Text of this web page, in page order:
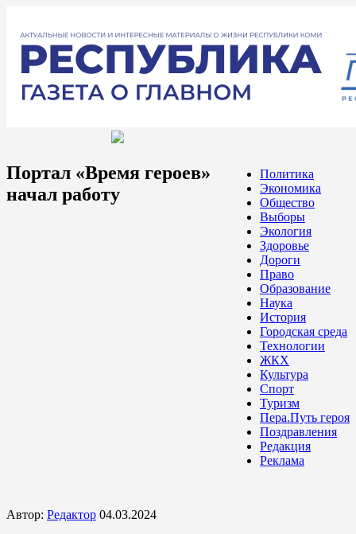
Политика
Экономика
Общество
Выборы
Экология
Здоровье
Дороги
Право
Образование
Наука
История
Городская среда
Технологии
ЖКХ
Культура
Спорт
Туризм
Пера.Путь героя
Поздравления
Редакция
Реклама
Портал «Время героев»
начал работу
Автор: Редактор 04.03.2024